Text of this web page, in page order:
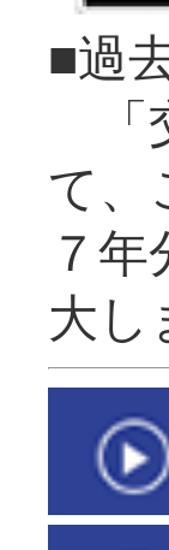
■過
「
て、
７
大